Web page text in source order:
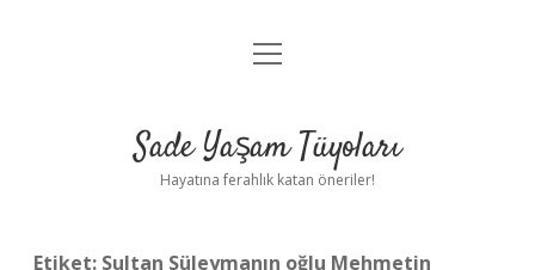
Anasayfa
Yasal Uyarı
menüyü
Sade Yaşam Tüyoları
Hayatına ferahlık katan öneriler!
Etiket: Sultan Süleymanın oğlu Mehmetin